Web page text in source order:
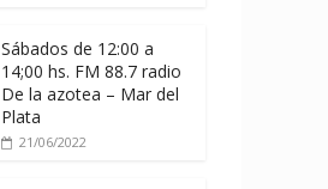
Sábados de 12:00 a
14;00 hs. FM 88.7 radio
De la azotea – Mar del
Plata
21/06/2022